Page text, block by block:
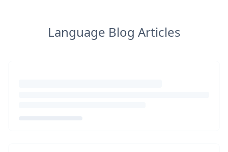
Language Blog Articles